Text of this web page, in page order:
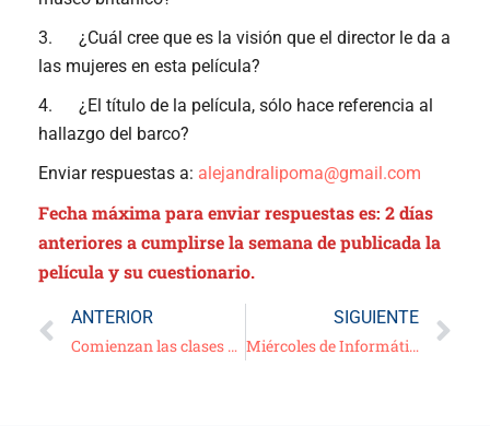
3. ¿Cuál cree que es la visión que el director le da a
las mujeres en esta película?
4. ¿El título de la película, sólo hace referencia al
hallazgo del barco?
Enviar respuestas a: alejandralipoma@gmail.com
Fecha máxima para enviar respuestas es: 2 días
anteriores a cumplirse la semana de publicada la
película y su cuestionario.
ANTERIOR
Comienzan las clases de Gimnasia!!
SIGUIENTE
Miércoles de Informática y Pintura